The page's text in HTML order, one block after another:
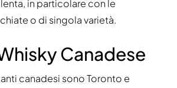
in particolare con le
o di singola varietà.
Canadese
canadesi sono Toronto e